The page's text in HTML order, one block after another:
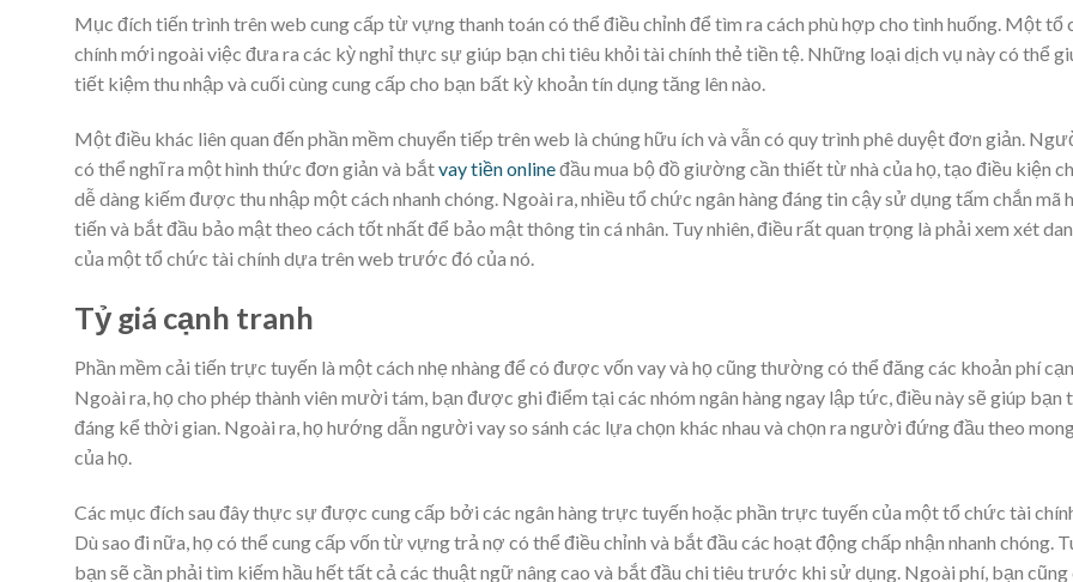
Mục đích tiến trình trên web cung cấp từ vựng thanh toán có thể điều chỉnh để tìm ra cách phù hợp cho tình huống. Một tổ
chính mới ngoài việc đưa ra các kỳ nghỉ thực sự giúp bạn chi tiêu khỏi tài chính thẻ tiền tệ. Những loại dịch vụ này có thể
tiết kiệm thu nhập và cuối cùng cung cấp cho bạn bất kỳ khoản tín dụng tăng lên nào.
Một điều khác liên quan đến phần mềm chuyển tiếp trên web là chúng hữu ích và vẫn có quy trình phê duyệt đơn giản.
có thể nghĩ ra một hình thức đơn giản và bắtvay tiền onlineđầu mua bộ đồ giường cần thiết từ nhà của họ, tạo điều kiện
dễ dàng kiếm được thu nhập một cách nhanh chóng. Ngoài ra, nhiều tổ chức ngân hàng đáng tin cậy sử dụng tấm chắn mã
tiến và bắt đầu bảo mật theo cách tốt nhất để bảo mật thông tin cá nhân. Tuy nhiên, điều rất quan trọng là phải xem xét
của một tổ chức tài chính dựa trên web trước đó của nó.
Tỷ giá cạnh tranh
Phần mềm cải tiến trực tuyến là một cách nhẹ nhàng để có được vốn vay và họ cũng thường có thể đăng các khoản phí
Ngoài ra, họ cho phép thành viên mười tám, bạn được ghi điểm tại các nhóm ngân hàng ngay lập tức, điều này sẽ giúp bạn
đáng kể thời gian. Ngoài ra, họ hướng dẫn người vay so sánh các lựa chọn khác nhau và chọn ra người đứng đầu theo
của họ.
Các mục đích sau đây thực sự được cung cấp bởi các ngân hàng trực tuyến hoặc phần trực tuyến của một tổ chức tài
Dù sao đi nữa, họ có thể cung cấp vốn từ vựng trả nợ có thể điều chỉnh và bắt đầu các hoạt động chấp nhận nhanh chóng.
bạn sẽ cần phải tìm kiếm hầu hết tất cả các thuật ngữ nâng cao và bắt đầu chi tiêu trước khi sử dụng. Ngoài phí, bạn cũng